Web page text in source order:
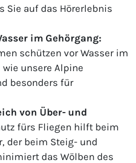
Sie auf das Hörerlebnis
im Gehörgang:
schützen vor Wasser im
wie unsere Alpine
besonders für
von Über- und
fürs Fliegen hilft beim
der beim Steig- und
das Wölben des